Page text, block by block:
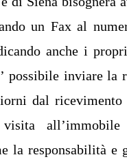
un Fax al
anche i
possibile inviare la
dal
all’immobile
la responsabilità